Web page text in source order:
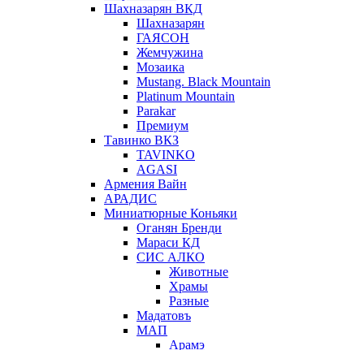
Шахназарян ВКД
Шахназарян
ГАЯСОН
Жемчужина
Мозаика
Mustang. Black Mountain
Platinum Mountain
Parakar
Премиум
Тавинко ВКЗ
TAVINKO
AGASI
Армения Вайн
АРАДИС
Миниатюрные Коньяки
Оганян Бренди
Мараси КД
СИС АЛКО
Животные
Храмы
Разные
Мадатовъ
МАП
Арамэ